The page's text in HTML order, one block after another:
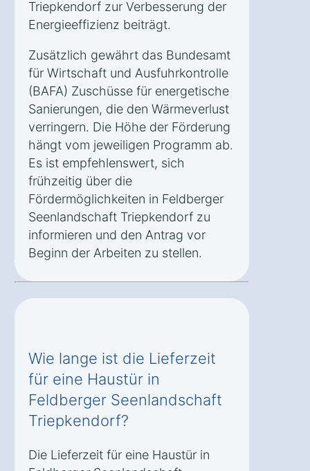
Triepkendorf zur Verbesserung der
Energieeffizienz beiträgt.
Zusätzlich gewährt das Bundesamt
für Wirtschaft und Ausfuhrkontrolle
(BAFA) Zuschüsse für energetische
Sanierungen, die den Wärmeverlust
verringern. Die Höhe der Förderung
hängt vom jeweiligen Programm ab.
Es ist empfehlenswert, sich
frühzeitig über die
Fördermöglichkeiten in Feldberger
Seenlandschaft Triepkendorf zu
informieren und den Antrag vor
Beginn der Arbeiten zu stellen.
Wie lange ist die Lieferzeit
für eine Haustür in
Feldberger Seenlandschaft
Triepkendorf?
Die Lieferzeit für eine Haustür in